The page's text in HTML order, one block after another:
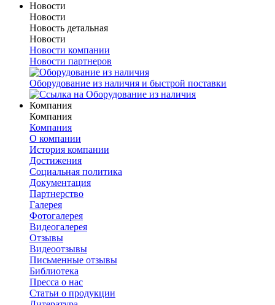
Новости
Новости
Новость детальная
Новости
Новости компании
Новости партнеров
Оборудование из наличия и быстрой поставки
Компания
Компания
Компания
О компании
История компании
Достижения
Социальная политика
Документация
Партнерство
Галерея
Фотогалерея
Видеогалерея
Отзывы
Видеоотзывы
Письменные отзывы
Библиотека
Пресса о нас
Статьи о продукции